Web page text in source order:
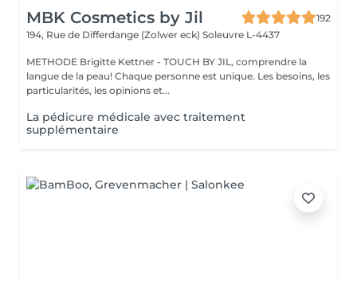
MBK Cosmetics by Jil
192
194, Rue de Differdange (Zolwer eck) Soleuvre L-4437
METHODE Brigitte Kettner - TOUCH BY JIL, comprendre la
langue de la peau! Chaque personne est unique. Les besoins, les
particularités, les opinions et...
La pédicure médicale avec traitement
supplémentaire